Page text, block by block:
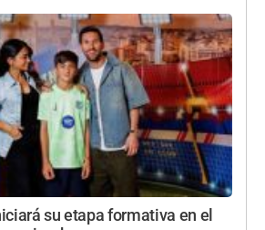
su etapa formativa en el